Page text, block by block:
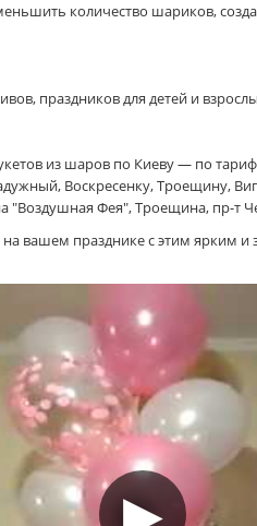
количество шариков,
праздников для детей и
из шаров по Киеву — по
Воскресенку, Троещину,
"Воздушная Фея", Троещина, пр-т
на вашем празднике с этим ярким